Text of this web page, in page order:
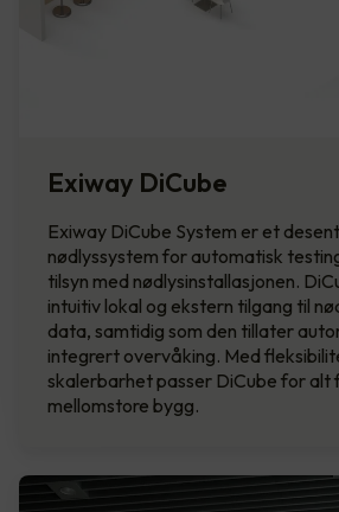
Exiway DiCube
Exiway DiCube System er et
nødlyssystem for automatisk
tilsyn med nødlysinstallasjonen.
intuitiv lokal og ekstern tilgang til
data, samtidig som den tillater
integrert overvåking. Med
skalerbarhet passer DiCube for alt
mellomstore bygg.